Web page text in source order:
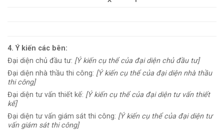
4. Ý kiến các bên:
Đại diện chủ đầu tư: [Ý kiến cụ thể của đại diện chủ đầu tư]
Đại diện nhà thầu thi công: [Ý kiến cụ thể của đại diện nhà thầu
thi công]
Đại diện tư vấn thiết kế: [Ý kiến cụ thể của đại diện tư vấn thiết
kế]
Đại diện tư vấn giám sát thi công: [Ý kiến cụ thể của đại diện tư
vấn giám sát thi công]